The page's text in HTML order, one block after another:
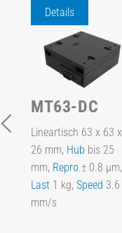
Details
MT63-DC
Lineartisch 63 x 63 x
26 mm, Hub bis 25
mm, Repro ± 0.8 µm,
Last 1 kg, Speed 3.6
mm/s